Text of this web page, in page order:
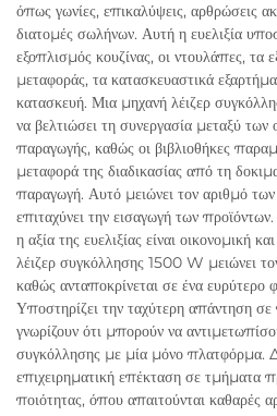
όπως γωνίες, επικαλύψεις,
διατομές σωλήνων. Αυτή η ευελιξία
εξοπλισμός κουζίνας, οι ντουλάπες, τα
μεταφοράς, τα κατασκευαστικά
κατασκευή. Μια μηχανή λέιζερ
να βελτιώσει τη συνεργασία μεταξύ
παραγωγής, καθώς οι βιβλιοθήκες
μεταφορά της διαδικασίας από τη
παραγωγή. Αυτό μειώνει τον αριθμό
επιταχύνει την εισαγωγή των
η αξία της ευελιξίας είναι οικονομική
λέιζερ συγκόλλησης 1500 W μειώνει
καθώς ανταποκρίνεται σε ένα ευρύτερο
Υποστηρίζει την ταχύτερη απάντηση
γνωρίζουν ότι μπορούν να
συγκόλλησης με μία μόνο πλατφόρμα.
επιχειρηματική επέκταση σε τμήματα
ποιότητας, όπου απαιτούνται καθαρές